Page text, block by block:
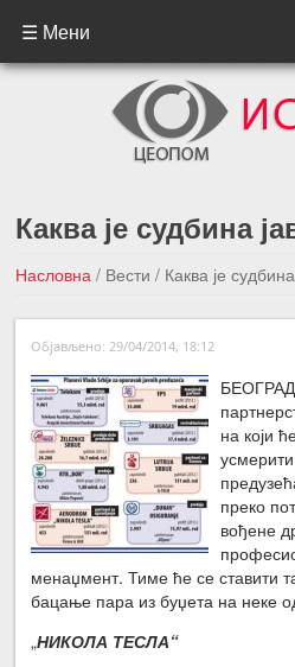
☰ Мени
Каква је судбина
Насловна / Вести/ Каква је
Објављено: 29/04/2014, 18:12
БЕОГРАД
на који
усмерити
преко
вођене
менаџмент. Тиме ће се ставити
бацање пара из буџета на неке
„НИКОЛА ТЕСЛА“